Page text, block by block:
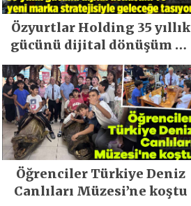
Özyurtlar Holding 35 yıllık
gücünü dijital dönüşüm ve
yeni marka stratejisiyle
geleceğe taşıyor
Öğrenciler Türkiye Deniz
Canlıları Müzesi’ne koştu